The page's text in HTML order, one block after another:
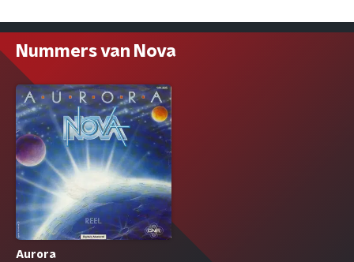
Nummers van Nova
Aurora